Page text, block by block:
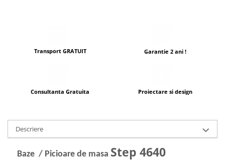
Transport GRATUIT Garantie 2 ani !
Consultanta Gratuita Proiectare si design
Descriere
Baze / Picioare de masa Step 4640